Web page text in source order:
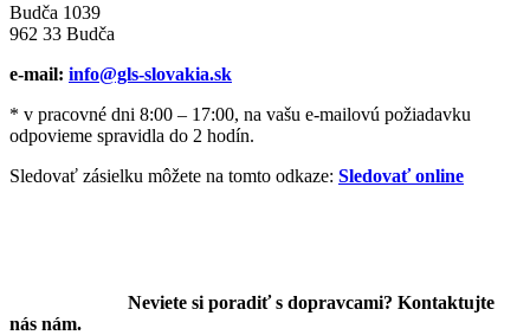
Budča 1039
962 33 Budča
e-mail: info@gls-slovakia.sk
* v pracovné dni 8:00 – 17:00, na vašu e-mailovú požiadavku
odpovieme spravidla do 2 hodín.
Sledovať zásielku môžete na tomto odkaze: Sledovať online
Neviete si poradiť s dopravcami? Kontaktujte
nás nám.